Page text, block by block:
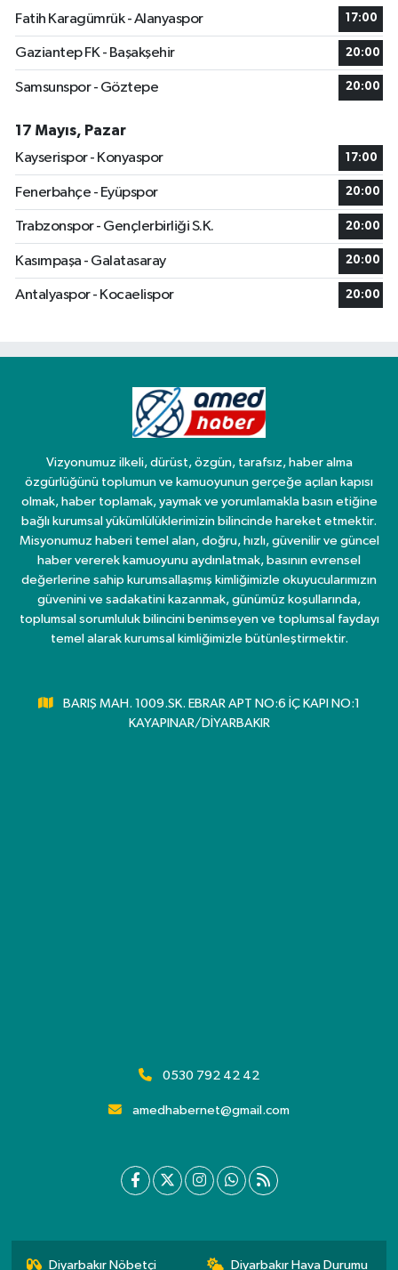
Fatih Karagümrük - Alanyaspor
17:00
Gaziantep FK - Başakşehir 20:00
Samsunspor - Göztepe 20:00
17 Mayıs, Pazar
Kayserispor - Konyaspor
17:00
Fenerbahçe - Eyüpspor 20:00
Trabzonspor - Gençlerbirliği S.K. 20:00
Kasımpaşa - Galatasaray 20:00
Antalyaspor - Kocaelispor 20:00
Vizyonumuz ilkeli, dürüst, özgün, tarafsız, haber alma
özgürlüğünü toplumun ve kamuoyunun gerçeğe açılan kapısı
olmak, haber toplamak, yaymak ve yorumlamakla basın etiğine
bağlı kurumsal yükümlülüklerimizin bilincinde hareket etmektir.
Misyonumuz haberi temel alan, doğru, hızlı, güvenilir ve güncel
haber vererek kamuoyunu aydınlatmak, basının evrensel
değerlerine sahip kurumsallaşmış kimliğimizle okuyucularımızın
güvenini ve sadakatini kazanmak, günümüz koşullarında,
toplumsal sorumluluk bilincini benimseyen ve toplumsal faydayı
temel alarak kurumsal kimliğimizle bütünleştirmektir.
BARIŞ MAH. 1009.SK. EBRAR APT NO:6 İÇ KAPI NO:1
KAYAPINAR/DİYARBAKIR
0530 792 42 42
amedhabernet@gmail.com
Diyarbakır Nöbetçi Diyarbakır Hava Durumu